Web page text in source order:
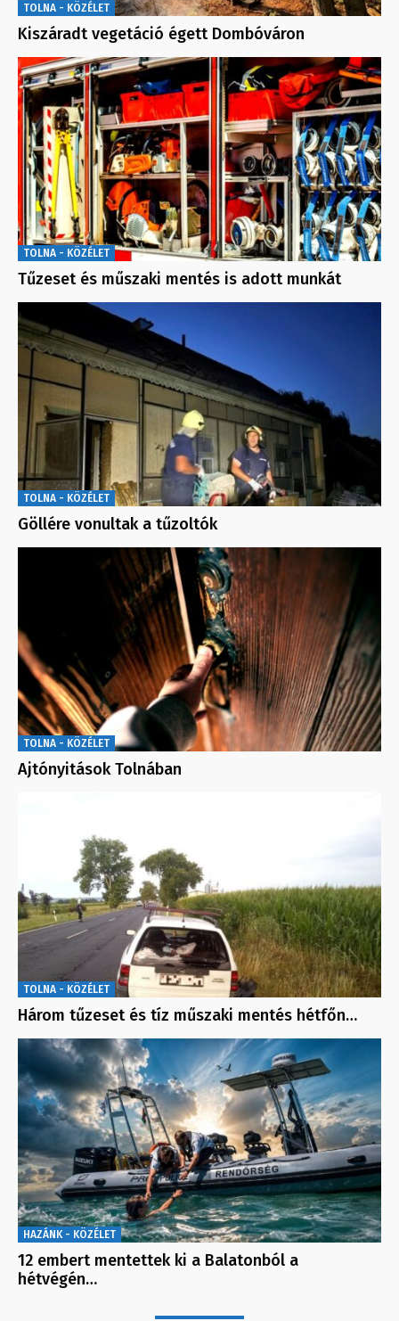
TOLNA - KÖZÉLET
Kiszáradt vegetáció égett Dombóváron
TOLNA - KÖZÉLET
Tűzeset és műszaki mentés is adott munkát
TOLNA - KÖZÉLET
Göllére vonultak a tűzoltók
TOLNA - KÖZÉLET
Ajtónyitások Tolnában
TOLNA - KÖZÉLET
Három tűzeset és tíz műszaki mentés hétfőn…
HAZÁNK - KÖZÉLET
12 embert mentettek ki a Balatonból a
hétvégén…